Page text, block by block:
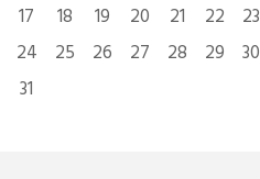
17
18 19 20 21 22
23
24
25 26 27 28 29
30
31